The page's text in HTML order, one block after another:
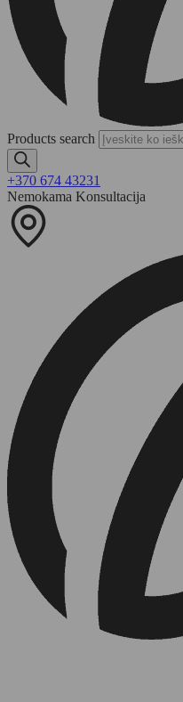
Products search
+370 674 43231
Nemokama Konsultacija